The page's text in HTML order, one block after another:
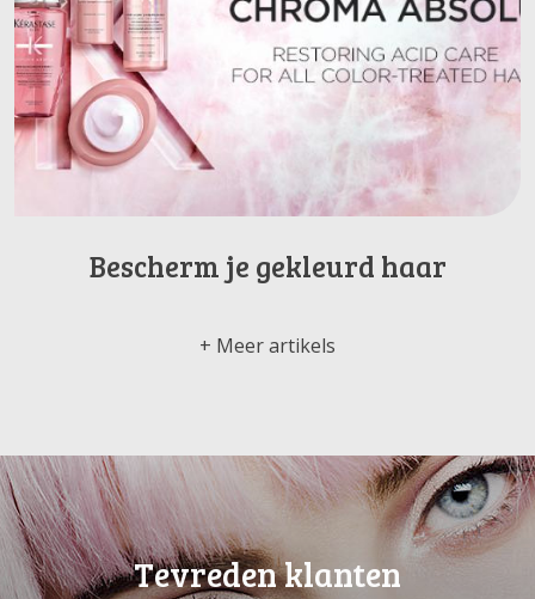
Bescherm je gekleurd haar
Meer artikels
Tevreden klanten